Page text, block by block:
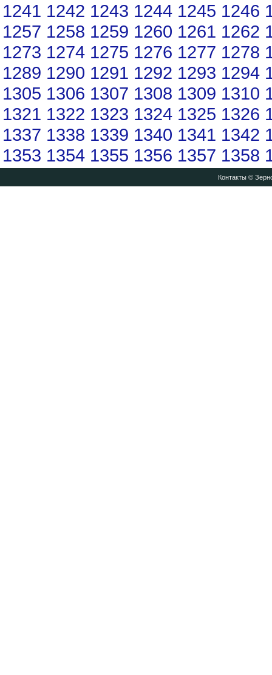
1241 1242 1243 1244 1245 1246
1257 1258 1259 1260 1261 1262
1273 1274 1275 1276 1277 1278
1289 1290 1291 1292 1293 1294
1305 1306 1307 1308 1309 1310
1321 1322 1323 1324 1325 1326
1337 1338 1339 1340 1341 1342
1353 1354 1355 1356 1357 1358
Контакты©